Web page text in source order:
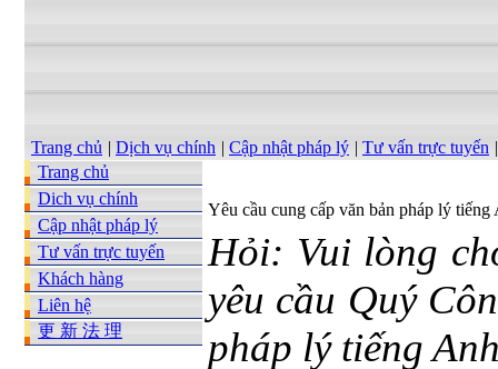
Trang chủ | Dịch vụ chính | Cập nhật pháp lý | Tư vấn trực tuyến |
Trang chủ
Dich vụ chính
Cập nhật pháp lý
Tư vấn trực tuyến
Khách hàng
Liên hệ
更 新 法 理
Yêu cầu cung cấp văn bản pháp lý tiếng
Hỏi: Vui lòng
yêu cầu Quý
pháp lý tiếng